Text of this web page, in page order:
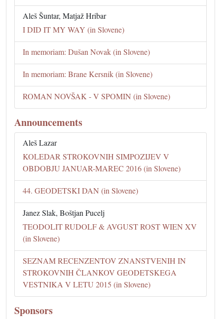
Aleš Šuntar, Matjaž Hribar
I DID IT MY WAY (in Slovene)
In memoriam: Dušan Novak (in Slovene)
In memoriam: Brane Kersnik (in Slovene)
ROMAN NOVŠAK - V SPOMIN (in Slovene)
Announcements
Aleš Lazar
KOLEDAR STROKOVNIH SIMPOZIJEV V
OBDOBJU JANUAR-MAREC 2016 (in Slovene)
44. GEODETSKI DAN (in Slovene)
Janez Slak, Boštjan Pucelj
TEODOLIT RUDOLF & AVGUST ROST WIEN XV
(in Slovene)
SEZNAM RECENZENTOV ZNANSTVENIH IN
STROKOVNIH ČLANKOV GEODETSKEGA
VESTNIKA V LETU 2015 (in Slovene)
Sponsors